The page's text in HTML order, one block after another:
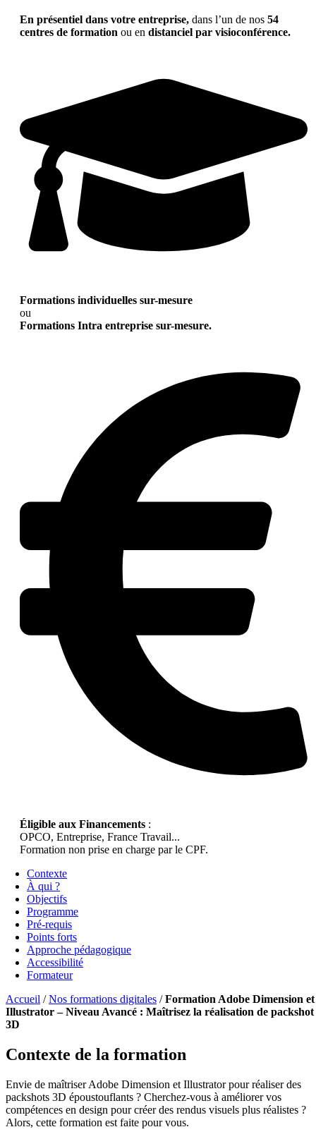
En présentiel dans votre entreprise, dans l’un de nos 54
centres de formation ou en distanciel par visioconférence.
Formations individuelles sur-mesure
ou
Formations Intra entreprise sur-mesure.
Éligible aux Financements :
OPCO, Entreprise, France Travail...
Formation non prise en charge par le CPF.
Contexte
À qui ?
Objectifs
Programme
Pré-requis
Points forts
Approche pédagogique
Accessibilité
Formateur
Accueil /Nos formations digitales /Formation Adobe Dimension et
Illustrator – Niveau Avancé : Maîtrisez la réalisation de packshot
3D
Contexte de la formation
Envie de maîtriser Adobe Dimension et Illustrator pour réaliser des
packshots 3D époustouflants ? Cherchez-vous à améliorer vos
compétences en design pour créer des rendus visuels plus réalistes ?
Alors, cette formation est faite pour vous.